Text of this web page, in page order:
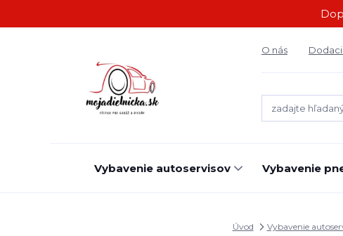
O nás
Vybavenie autoservisov Vybavenie
Úvod Vybavenie